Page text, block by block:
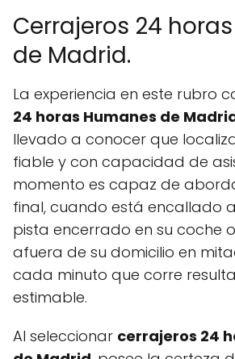
Cerrajeros 24
de Madrid.
La experiencia en este rubro
24 horas Humanes de
llevado a conocer que
fiable y con capacidad de
momento es capaz de
final, cuando está encallado
pista encerrado en su coche
afuera de su domicilio en
cada minuto que corre
estimable.
Al seleccionar cerrajeros 24